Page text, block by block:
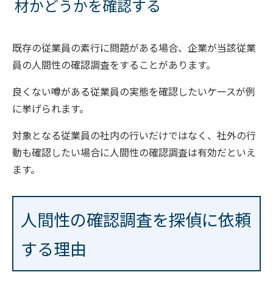
材かどうかを確認する
既存の従業員の素行に問題がある場合、企業が当該従業
員の人間性の確認調査をすることがあります。
良くない噂がある従業員の実態を確認したいケースが例
に挙げられます。
対象となる従業員の社内の行いだけではなく、社外の行
動も確認したい場合に人間性の確認調査は有効だといえ
ます。
人間性の確認調査を探偵に依頼
する理由